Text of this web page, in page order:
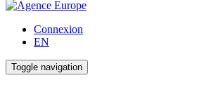
Connexion
EN
Toggle navigation